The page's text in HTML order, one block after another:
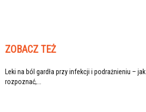
ZOBACZ TEŻ
Leki na ból gardła przy infekcji i podrażnieniu – jak
rozpoznać,...